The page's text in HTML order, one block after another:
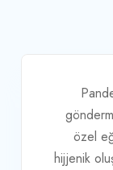
Çok
lakin
güler